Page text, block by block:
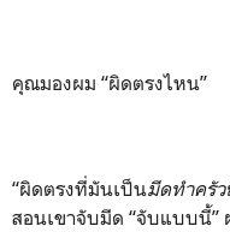
คุณมองผม “ผิดตรงไหน”
“ผิดตรงที่มันเป็นมีดทำครัว
สอนเขาจับมีด “จับแบบนี้